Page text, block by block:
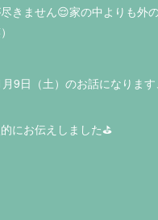
きません😌家の中よりも外
9日（土）のお話になりま
にお伝えしました⛳